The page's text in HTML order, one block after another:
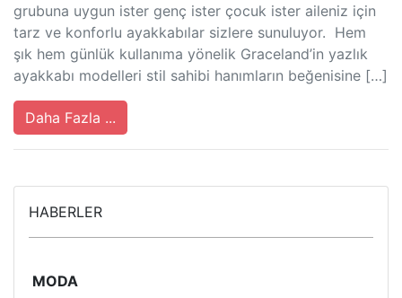
grubuna uygun ister genç ister çocuk ister aileniz için
tarz ve konforlu ayakkabılar sizlere sunuluyor. Hem
şık hem günlük kullanıma yönelik Graceland’in yazlık
ayakkabı modelleri stil sahibi hanımların beğenisine […]
Daha Fazla ...
HABERLER
MODA